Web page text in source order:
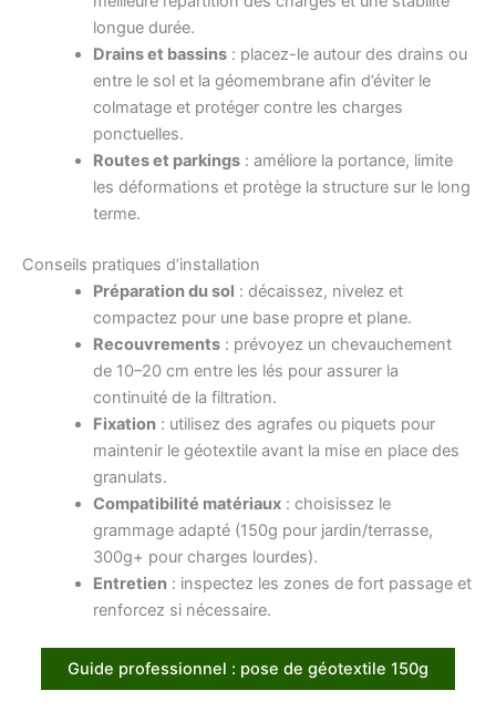
longue durée.
Drains et bassins: placez-le autour des drains ou
entre le sol et la géomembrane afin d’éviter le
colmatage et protéger contre les charges
ponctuelles.
Routes et parkings: améliore la portance, limite
les déformations et protège la structure sur le long
terme.
Conseils pratiques d’installation
Préparation du sol : décaissez, nivelez et
compactez pour une base propre et plane.
Recouvrements: prévoyez un chevauchement
de 10–20 cm entre les lés pour assurer la
continuité de la filtration.
Fixation: utilisez des agrafes ou piquets pour
maintenir le géotextile avant la mise en place des
granulats.
Compatibilité matériaux: choisissez le
grammage adapté (150g pour jardin/terrasse,
300g+ pour charges lourdes).
Entretien: inspectez les zones de fort passage et
renforcez si nécessaire.
Guide professionnel : pose de géotextile 150g